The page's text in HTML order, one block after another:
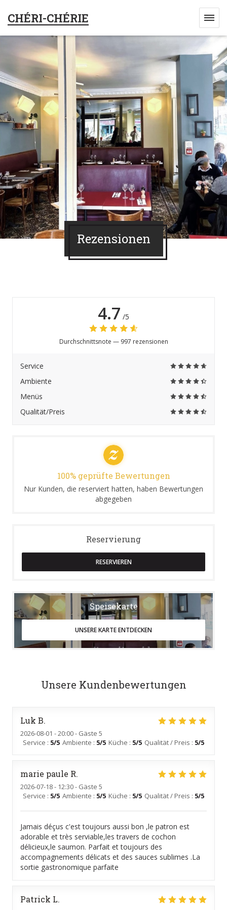
CHÉRI-CHÉRIE
Rezensionen
Unsere Kundenbewertungen
Luk B
2026-08-01 - 20:00 - Gäste 5
Service : 5/5 Ambiente : 5/5 Küche : 5/5 Qualität / Preis : 5/5
marie paule R
2026-07-18- 12:30 - Gäste 5
Service : 5/5 Ambiente : 5/5 Küche : 5/5 Qualität / Preis : 5/5
Jamais déçus c'est toujours aussi bon ,le patron est
adorable et très serviable,les travers de cochon
délicieux,le saumon. Parfait et toujours des
accompagnements délicats et des sauces sublimes .La
sortie gastronomique parfaite
Patrick L
4.7 /5
Durchschnittsnote — 997 rezensionen
Service
Ambiente
Menüs
Qualität/Preis
100% geprüfte Bewertungen
Nur Kunden, die reserviert hatten, haben Bewertungen
abgegeben
Reservierung
RESERVIEREN
Speisekarte
UNSERE KARTE ENTDECKEN